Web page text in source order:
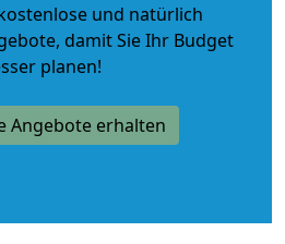
und natürlich
, damit Sie Ihr Budget
planen!
Angebote erhalten